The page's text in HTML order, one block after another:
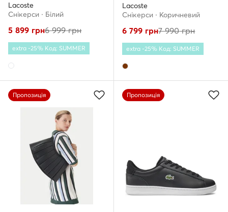
Lacoste
Снікерcи · Білий
5 899 грн6 999грн
extra -25% Код: SUMMER
Lacoste
Снікерcи · Коричневий
6 799 грн7 990грн
extra -25% Код: SUMMER
Пропозиція Пропозиція